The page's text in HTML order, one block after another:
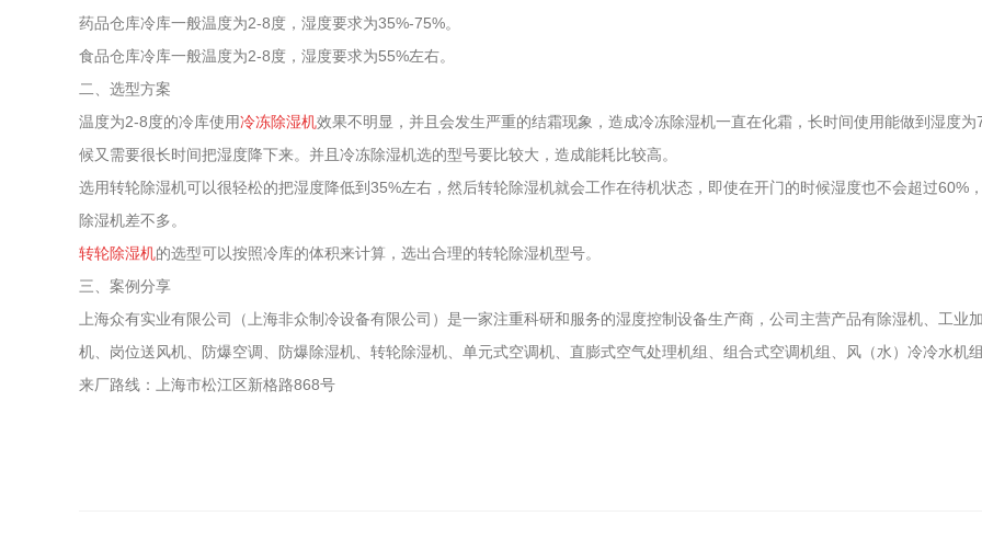
药品仓库冷库一般温度为2-8度，湿度要求为35%-75%。
食品仓库冷库一般温度为2-8度，湿度要求为55%左右。
二、选型方案
温度为2-8度的冷库使用冷冻除湿机效果不明显，并且会发生严重的结霜现象，造成冷冻除湿机一直在化霜，长时间使用能做到湿度
候又需要很长时间把湿度降下来。并且冷冻除湿机选的型号要比较大，造成能耗比较高。
选用转轮除湿机可以很轻松的把湿度降低到35%左右，然后转轮除湿机就会工作在待机状态，即使在开门的时候湿度也不会超过60%
除湿机差不多。
转轮除湿机的选型可以按照冷库的体积来计算，选出合理的转轮除湿机型号。
三、案例分享
上海众有实业有限公司（上海非众制冷设备有限公司）是一家注重科研和服务的湿度控制设备生产商，公司主营产品有除湿机、工
机、岗位送风机、防爆空调、防爆除湿机、转轮除湿机、单元式空调机、直膨式空气处理机组、组合式空调机组、风（水）冷冷水机
来厂路线：上海市松江区新格路868号